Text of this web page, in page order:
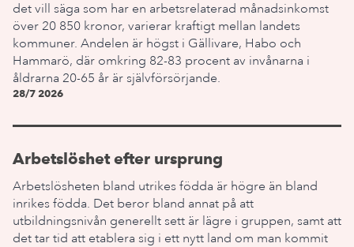
det vill säga som har en arbetsrelaterad månadsinkomst
över 20 850 kronor, varierar kraftigt mellan landets
kommuner. Andelen är högst i Gällivare, Habo och
Hammarö, där omkring 82-83 procent av invånarna i
åldrarna 20-65 år är självförsörjande.
28/7 2026
Arbetslöshet efter ursprung
Arbetslösheten bland utrikes födda är högre än bland
inrikes födda. Det beror bland annat på att
utbildningsnivån generellt sett är lägre i gruppen, samt att
det tar tid att etablera sig i ett nytt land om man kommit